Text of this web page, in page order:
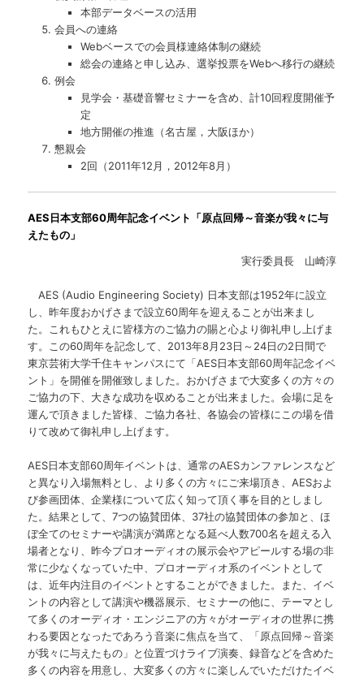
本部データベースの活用
会員への連絡
Webベースでの会員様連絡体制の継続
総会の連絡と申し込み、選挙投票をWebへ移行の継続
例会
見学会・基礎音響セミナーを含め、計10回程度開催予
定
地方開催の推進（名古屋，大阪ほか）
懇親会
2回（2011年12月，2012年8月）
AES日本支部60周年記念イベント「原点回帰～音楽が我々に与
えたもの」
実行委員長 山崎淳
AES (Audio Engineering Society) 日本支部は1952年に設立
し、昨年度おかげさまで設立60周年を迎えることが出来まし
た。これもひとえに皆様方のご協力の賜と心より御礼申し上げま
す。この60周年を記念して、2013年8月23日～24日の2日間で
東京芸術大学千住キャンパスにて「AES日本支部60周年記念イベ
ント」を開催を開催致しました。おかげさまで大変多くの方々の
ご協力の下、大きな成功を収めることが出来ました。会場に足を
運んで頂きました皆様、ご協力各社、各協会の皆様にこの場を借
りて改めて御礼申し上げます。
AES日本支部60周年イベントは、通常のAESカンファレンスなど
と異なり入場無料とし、より多くの方々にご来場頂き、AESおよ
び参画団体、企業様について広く知って頂く事を目的としまし
た。結果として、7つの協賛団体、37社の協賛団体の参加と、ほ
ぼ全てのセミナーや講演が満席となる延べ人数700名を超える入
場者となり、昨今プロオーディオの展示会やアピールする場の非
常に少なくなっていた中、プロオーディオ系のイベントとして
は、近年内注目のイベントとすることができました。また、イベ
ントの内容として講演や機器展示、セミナーの他に、テーマとし
て多くのオーディオ・エンジニアの方々がオーディオの世界に携
わる要因となったであろう音楽に焦点を当て、「原点回帰～音楽
が我々に与えたもの」と位置づけライブ演奏、録音などを含めた
多くの内容を用意し、大変多くの方々に楽しんでいただけたイベ